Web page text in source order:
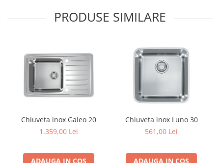
PRODUSE SIMILARE
Chiuveta inox Galeo 20
1.359,00 Lei
ADAUGA IN COS
Chiuveta inox Luno 30
561,00 Lei
ADAUGA IN COS